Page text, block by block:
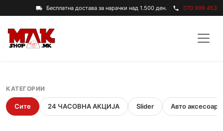
local_shipping Бесплатна достава за нарачки над 1.500 ден. phone 070 999 453
КАТЕГОРИИ
Сите 24 ЧАСОВНА АКЦИЈА Slider Авто аксесоари